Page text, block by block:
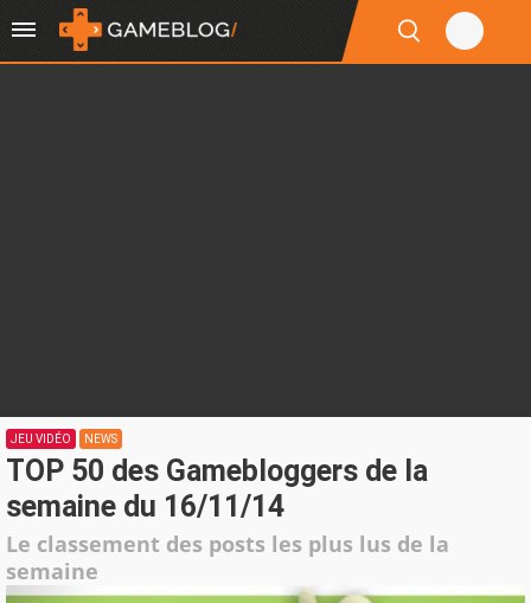
JEU VIDÉO NEWS
TOP 50 des Gamebloggers de la
semaine du 16/11/14
Le classement des posts les plus lus de la
semaine